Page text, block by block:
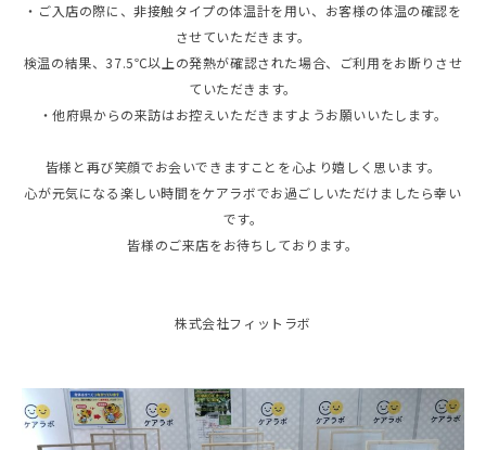
・ご入店の際に、非接触タイプの体温計を用い、お客様の体温の確認を
させていただきます。
検温の結果、37.5℃以上の発熱が確認された場合、ご利用をお断りさせ
ていただきます。
・他府県からの来訪はお控えいただきますようお願いいたします。
皆様と再び笑顔でお会いできますことを心より嬉しく思います。
心が元気になる楽しい時間をケアラボでお過ごしいただけましたら幸い
です。
皆様のご来店をお待ちしております。
株式会社フィットラボ